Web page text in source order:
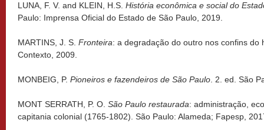
LUNA, F. V. and KLEIN, H.S. História econômica e social do
Paulo: Imprensa Oficial do Estado de São Paulo, 2019.
MARTINS, J. S. Fronteira: a degradação do outro nos confins do
Contexto, 2009.
MONBEIG, P. Pioneiros e fazendeiros de São Paulo . 2. ed. São
MONT SERRATH, P. O. São Paulo restaurada: administração,
capitania colonial (1765-1802). São Paulo: Alameda; Fapesp,